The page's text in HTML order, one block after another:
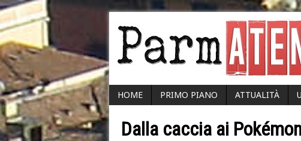
HOME PRIMO PIANO ATTUALITÀ
Dalla caccia ai